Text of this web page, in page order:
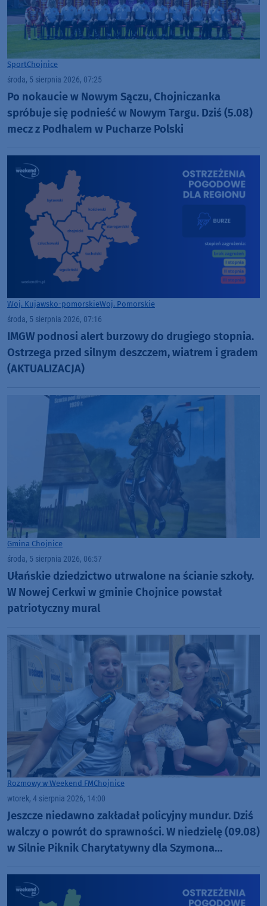
SportChojnice
środa, 5 sierpnia 2026, 07:25
Po nokaucie w Nowym Sączu, Chojniczanka
spróbuje się podnieść w Nowym Targu. Dziś (5.08)
mecz z Podhalem w Pucharze Polski
Woj. Kujawsko-pomorskieWoj. Pomorskie
środa, 5 sierpnia 2026, 07:16
IMGW podnosi alert burzowy do drugiego stopnia.
Ostrzega przed silnym deszczem, wiatrem i gradem
(AKTUALIZACJA)
Gmina Chojnice
środa, 5 sierpnia 2026, 06:57
Ułańskie dziedzictwo utrwalone na ścianie szkoły.
W Nowej Cerkwi w gminie Chojnice powstał
patriotyczny mural
Rozmowy w Weekend FMChojnice
wtorek, 4 sierpnia 2026, 14:00
Jeszcze niedawno zakładał policyjny mundur. Dziś
walczy o powrót do sprawności. W niedzielę (09.08)
w Silnie Piknik Charytatywny dla Szymona